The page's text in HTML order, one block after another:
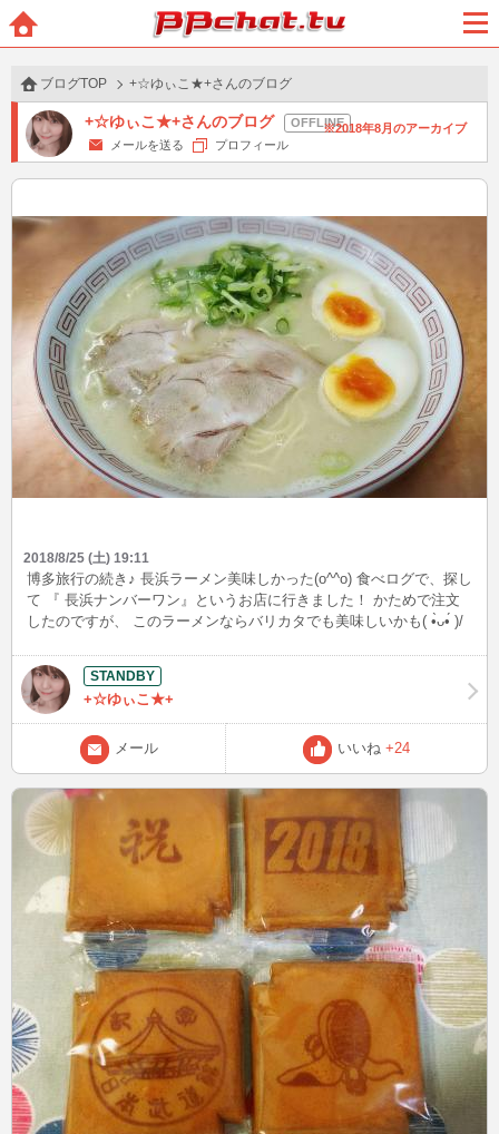
BBchatTV
ブログTOP +☆ゆぃこ★+さんのブログ
+☆ゆぃこ★+さんのブログ
2018年8月のアーカイブ
メールを送る
プロフィール
2018/8/25 (土) 19:11
博多旅行の続き♪ 長浜ラーメン美味しかった(o^^o) 食べログで、探し
て 『 長浜ナンバーワン』というお店に行きました！ かためで注文
したのですが、 このラーメンならバリカタでも美味しいかも( •̀ᴗ•́ )/
かったのになぁ～
+☆ゆぃこ★+
メール いいね +24